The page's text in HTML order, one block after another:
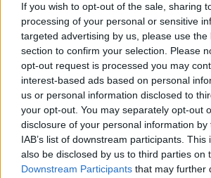
If you wish to opt-out of the sale, sharing
processing of your personal or sensitive
targeted advertising by us, please use the
section to confirm your selection. Please
opt-out request is processed you may
interest-based ads based on personal
us or personal information disclosed to
your opt-out. You may separately opt-out
disclosure of your personal information
IAB’s list of downstream participants.
also be disclosed by us to third parties on
Downstream Participants that may further
Επιλογές Που
Ανακαλύψτε τα κοσμήματα που
Εδώ θα βρείτε τις κορυφαίες επιλογές
το μοναδικό τους στυλ και την
ΑΝΟΞΕΊΔΩΤΟ ΑΤΣΆΛΙ -10%